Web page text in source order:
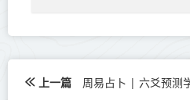
上一篇 周易占卜 | 六爻预测学《